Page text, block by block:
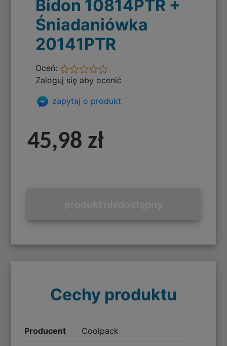
Bidon 10814PTR +
Śniadaniówka
20141PTR
Oceń:
Zaloguj się aby ocenić
zapytaj o produkt
45,98 zł
Cechy produktu
Producent Coolpack